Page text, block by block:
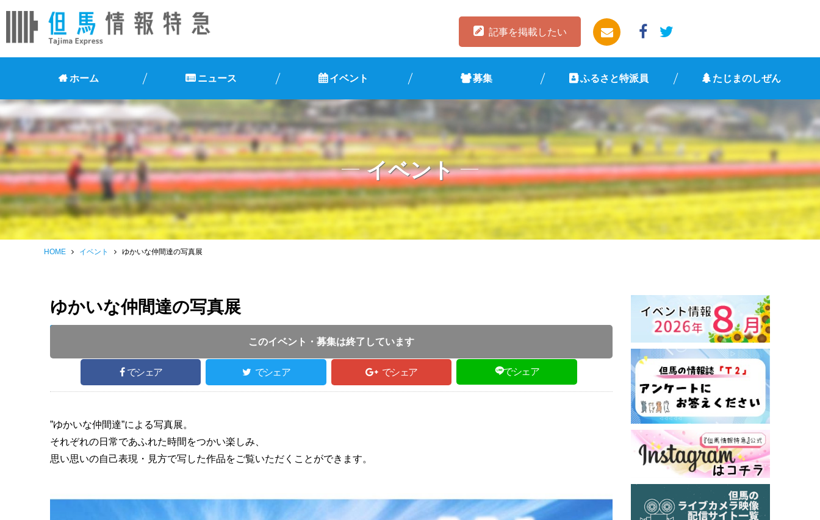
記事を掲載したい
ホーム ニュース イベント 募集 ふるさと特派員 たじまのしぜん
イベント
HOME イベント ゆかいな仲間達の写真展
ゆかいな仲間達の写真展
このイベント・募集は終了しています
でシェア でシェア でシェア でシェア
”ゆかいな仲間達”による写真展。
それぞれの日常であふれた時間をつかい楽しみ、
思い思いの自己表現・見方で写した作品をご覧いただくことができます。